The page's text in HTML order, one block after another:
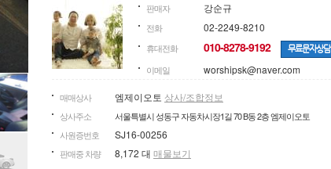
판매자 강순규
전화 02-2249-8210
휴대전화 010-8278-9192 무료문자상담
이메일 worshipsk@naver.com
매매상사 엠제이오토 상사/조합정보
상사주소
서울특별시 성동구 자동차시장1길 70 B동 2층 엠제이오토
사원증번호
SJ16-00256
판매중 차량 8,172 대 매물보기